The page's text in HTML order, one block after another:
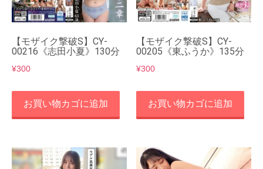
【モザイク撃破S】CY-
00216《志田小夏》130分
¥300
お買い物カゴに追加
【モザイク撃破S】CY-
00205《東ふうか》135分
¥300
お買い物カゴに追加